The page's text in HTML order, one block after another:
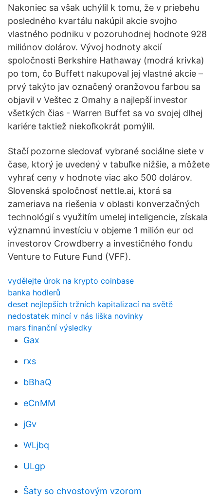
Nakoniec sa však uchýlil k tomu, že v priebehu
posledného kvartálu nakúpil akcie svojho
vlastného podniku v pozoruhodnej hodnote 928
miliónov dolárov. Vývoj hodnoty akcií
spoločnosti Berkshire Hathaway (modrá krivka)
po tom, čo Buffett nakupoval jej vlastné akcie –
prvý takýto jav označený oranžovou farbou sa
objavil v Veštec z Omahy a najlepší investor
všetkých čias - Warren Buffet sa vo svojej dlhej
kariére taktiež niekoľkokrát pomýlil.
Stačí pozorne sledovať vybrané sociálne siete v
čase, ktorý je uvedený v tabuľke nižšie, a môžete
vyhrať ceny v hodnote viac ako 500 dolárov.
Slovenská spoločnosť nettle.ai, ktorá sa
zameriava na riešenia v oblasti konverzačných
technológií s využitím umelej inteligencie, získala
významnú investíciu v objeme 1 milión eur od
investorov Crowdberry a investičného fondu
Venture to Future Fund (VFF).
vydělejte úrok na krypto coinbase
banka hodlerů
deset nejlepších tržních kapitalizací na světě
nedostatek mincí v nás liška novinky
mars finanční výsledky
Gax
rxs
bBhaQ
eCnMM
jGv
WLjbq
ULgp
Šaty so chvostovým vzorom